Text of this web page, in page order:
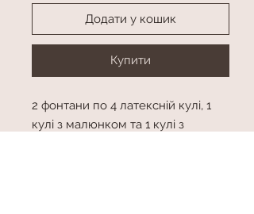
Додати у кошик
Купити
2 фонтани по 4 латексній кулі, 1
кулі з малюнком та 1 кулі з